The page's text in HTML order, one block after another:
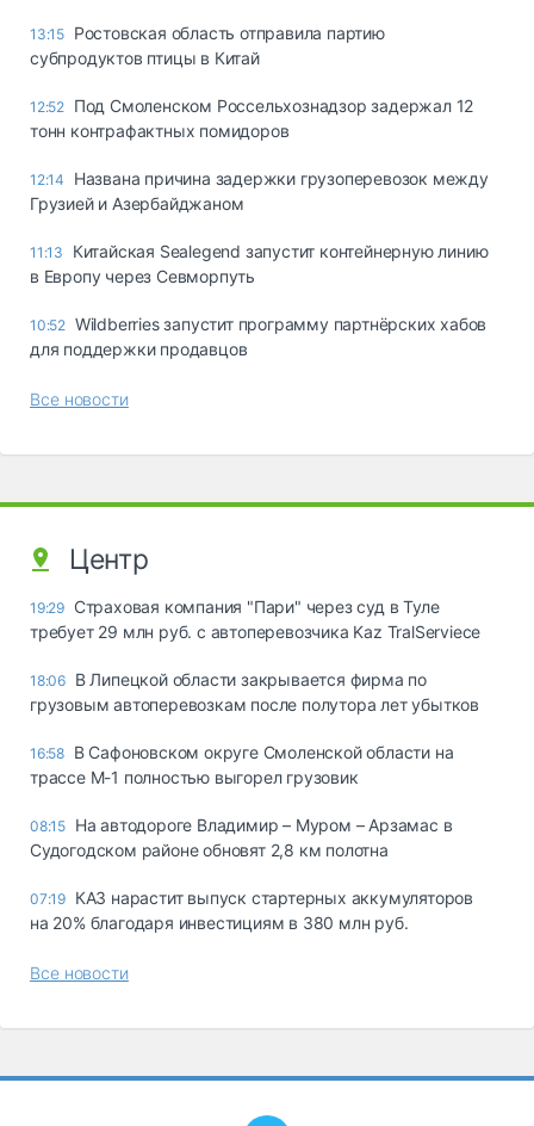
13:15 Ростовская область отправила партию
субпродуктов птицы в Китай
12:52 Под Смоленском Россельхознадзор задержал 12
тонн контрафактных помидоров
12:14
Названа причина задержки грузоперевозок между
Грузией и Азербайджаном
11:13
Китайская Sealegend запустит контейнерную линию
в Европу через Севморпуть
10:52 Wildberries запустит программу партнёрских хабов
для поддержки продавцов
Все новости
Центр
19:29 Страховая компания "Пари" через суд в Туле
требует 29 млн руб. с автоперевозчика Kaz TralServiece
18:06 В Липецкой области закрывается фирма по
грузовым автоперевозкам после полутора лет убытков
16:58 В Сафоновском округе Смоленской области на
трассе М-1 полностью выгорел грузовик
08:15 На автодороге Владимир – Муром – Арзамас в
Судогодском районе обновят 2,8 км полотна
07:19 КАЗ нарастит выпуск стартерных аккумуляторов
на 20% благодаря инвестициям в 380 млн руб.
Все новости